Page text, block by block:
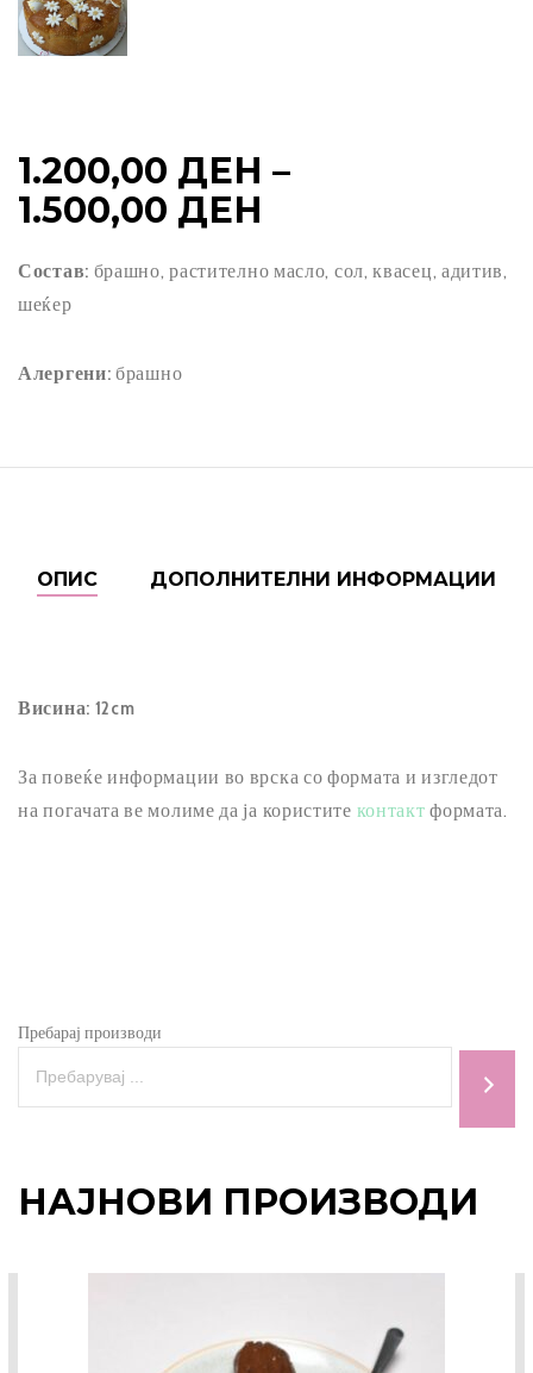
1.200,00 ДЕН –
1.500,00 ДЕН
1.200,00 ДЕН
Состав: брашно, растително масло, сол, квасец, адитив,
шеќер
Алергени: брашно
ОПИС ДОПОЛНИТЕЛНИ ИНФОРМАЦИИ
Висина: 12cm
За повеќе информации во врска со формата и изгледот
на погачата ве молиме да ја користите контакт формата.
Пребарај производи
НАЈНОВИ ПРОИЗВОДИ